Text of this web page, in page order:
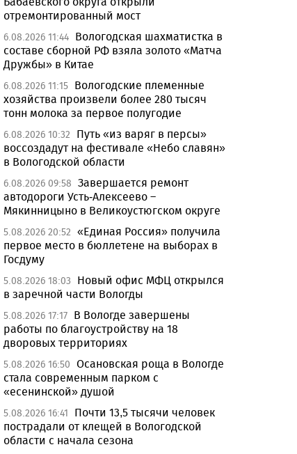
отремонтированный мост
6.08.2026 11:44 Вологодская шахматистка в
составе сборной РФ взяла золото «Матча
Дружбы» в Китае
6.08.2026 11:15 Вологодские племенные
хозяйства произвели более 280 тысяч
тонн молока за первое полугодие
6.08.2026 10:32
Путь «из варяг в персы»
воссоздадут на фестивале «Небо славян»
в Вологодской области
6.08.2026 09:58 Завершается ремонт
автодороги Усть-Алексеево –
Мякинницыно в Великоустюгском округе
5.08.2026 20:52 «Единая Россия» получила
первое место в бюллетене на выборах в
Госдуму
5.08.2026 18:03
Новый офис МФЦ открылся
в заречной части Вологды
5.08.2026 17:17 В Вологде завершены
работы по благоустройству на 18
дворовых территориях
5.08.2026 16:50 Осановская роща в Вологде
стала современным парком с
«есенинской» душой
5.08.2026 16:41
Почти 13,5 тысячи человек
пострадали от клещей в Вологодской
области с начала сезона